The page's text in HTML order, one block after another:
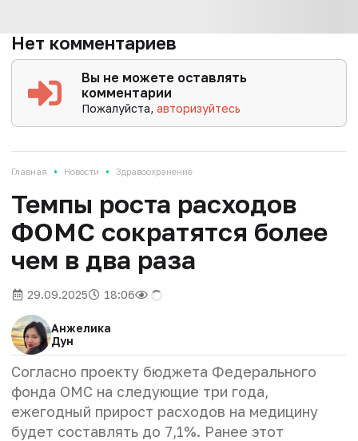
Нет комментариев
Вы не можете оставлять
комментарии
Пожалуйста,авторизуйтесь
Главная • Новости • Здравоохранение
Темпы роста расходов
ФОМС сократятся более
чем в два раза
29.09.2025 18:06
Анжелика
Дун
Согласно проекту бюджета Федерального
фонда ОМС на следующие три года,
ежегодный прирост расходов на медицину
будет составлять до 7,1%. Ранее этот